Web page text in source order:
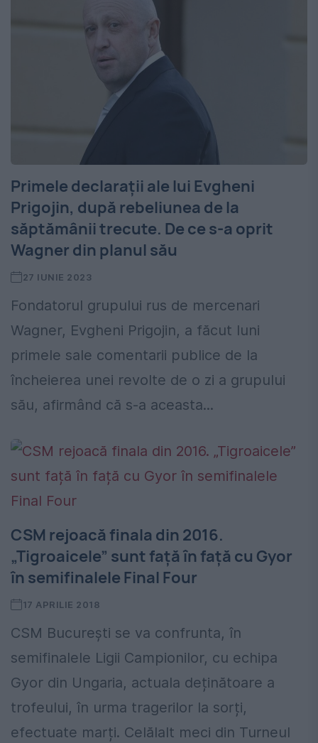
Primele declarații ale lui Evgheni
Prigojin, după rebeliunea de la
săptămânii trecute. De ce s-a oprit
Wagner din planul său
27 IUNIE 2023
Fondatorul grupului rus de mercenari
Wagner, Evgheni Prigojin, a făcut luni
primele sale comentarii publice de la
încheierea unei revolte de o zi a grupului
său, afirmând că s-a aceasta...
CSM rejoacă finala din 2016.
„Tigroaicele” sunt față în față cu Gyor
în semifinalele Final Four
17 APRILIE 2018
CSM București se va confrunta, în
semifinalele Ligii Campionilor, cu echipa
Gyor din Ungaria, actuala deținătoare a
trofeului, în urma tragerilor la sorți,
efectuate marți. Celălalt meci din Turneul